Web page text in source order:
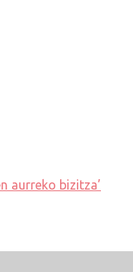
aurreko bizitza’